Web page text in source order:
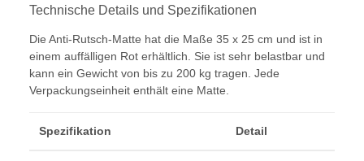
Technische Details und Spezifikationen
Die Anti-Rutsch-Matte hat die Maße 35 x 25 cm und ist in
einem auffälligen Rot erhältlich. Sie ist sehr belastbar und
kann ein Gewicht von bis zu 200 kg tragen. Jede
Verpackungseinheit enthält eine Matte.
Spezifikation Detail